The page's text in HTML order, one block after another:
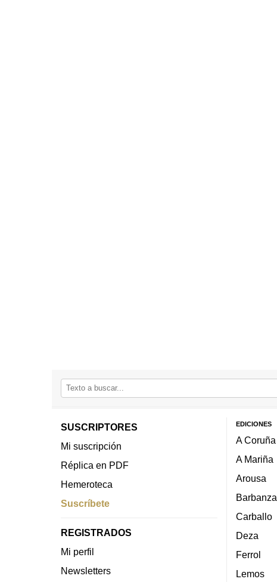
SUSCRIPTORES
Mi suscripción
Réplica en PDF
Hemeroteca
Suscríbete
REGISTRADOS
Mi perfil
Newsletters
EDICIONES
A Coruña
A Mariña
Arousa
Barbanza
Carballo
Deza
Ferrol
Lemos